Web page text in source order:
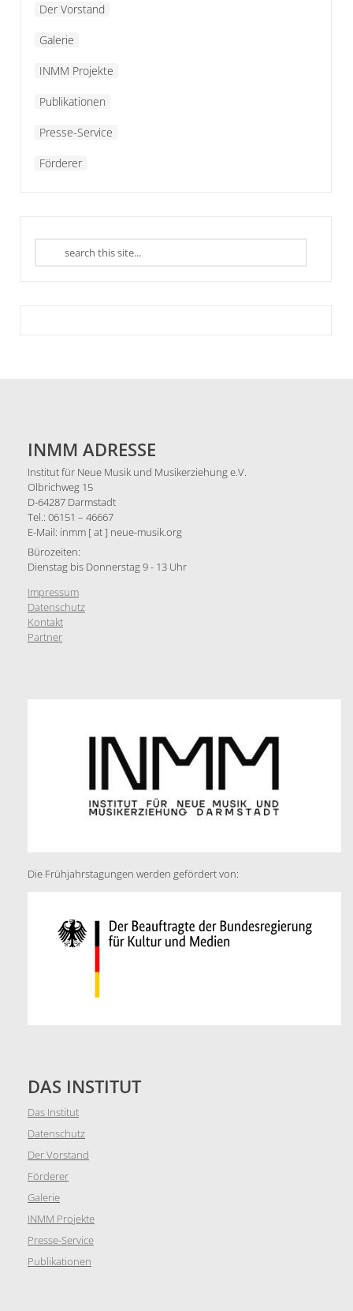
Der Vorstand
Galerie
INMM Projekte
Publikationen
Presse-Service
Förderer
INMM ADRESSE
Institut für Neue Musik und Musikerziehung e.V.
Olbrichweg 15
D-64287 Darmstadt
Tel.: 06151 – 46667
E-Mail: inmm [ at ] neue-musik.org
Bürozeiten:
Dienstag bis Donnerstag 9 - 13 Uhr
Impressum
Datenschutz
Kontakt
Partner
Die Frühjahrstagungen werden gefördert von:
DAS INSTITUT
Das Institut
Datenschutz
Der Vorstand
Förderer
Galerie
INMM Projekte
Presse-Service
Publikationen